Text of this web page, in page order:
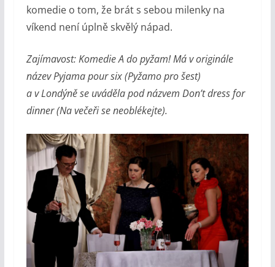
komedie o tom, že brát s sebou milenky na
víkend není úplně skvělý nápad.
Zajímavost: Komedie A do pyžam! Má v originále
název Pyjama pour six (Pyžamo pro šest)
a v Londýně se uváděla pod názvem Don’t dress for
dinner (Na večeři se neoblékejte).